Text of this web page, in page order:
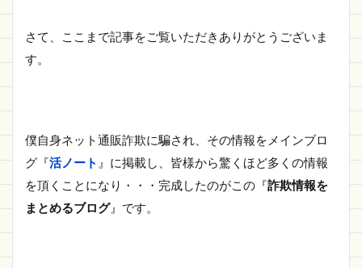
さて、ここまで記事をご覧いただきありがとうございま
す。
僕自身ネット通販詐欺に騙され、その情報をメインブロ
グ『活ノート 』に掲載し、皆様から驚くほど多くの情報
を頂くことになり・・・完成したのがこの『詐欺情報を
まとめるブログ』です。